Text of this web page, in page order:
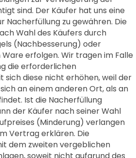
sind. Der Käufer hat uns eine
Nacherfüllung zu gewähren. Die
Wahl des Käufers durch
(Nachbesserung) oder
erfolgen. Wir tragen im Falle
die erforderlichen
sich diese nicht erhöhen, weil der
an einem anderen Ort, als an
Ist die Nacherfüllung
der Käufer nach seiner Wahl
(Minderung) verlangen
Vertrag erklären. Die
dem zweiten vergeblichen
soweit nicht aufgrund des